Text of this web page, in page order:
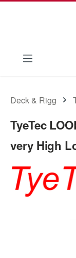
Deck & Rigg
TyeTec
very High